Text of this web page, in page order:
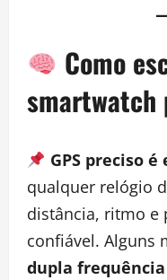
Como
smartwatch
GPS preciso é
qualquer relógio
distância, ritmo e
confiável. Alguns
dupla frequência